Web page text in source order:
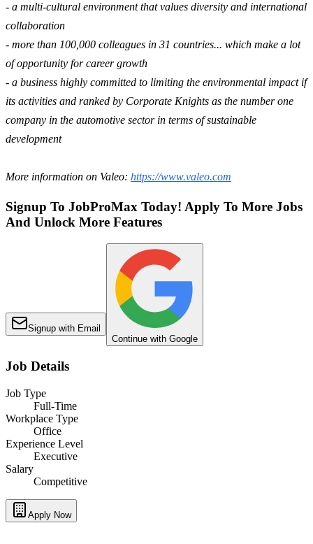
- a multi-cultural environment that values diversity and international
collaboration
- more than 100,000 colleagues in 31 countries... which make a lot
of opportunity for career growth
- a business highly committed to limiting the environmental impact if
its activities and ranked by Corporate Knights as the number one
company in the automotive sector in terms of sustainable
development
More information on Valeo: https://www.valeo.com
Signup To JobProMax Today! Apply To More Jobs
And Unlock More Features
Signup with Email
Continue with Google
Job Details
Job Type
Full-Time
Workplace Type
Office
Experience Level
Executive
Salary
Competitive
Apply Now